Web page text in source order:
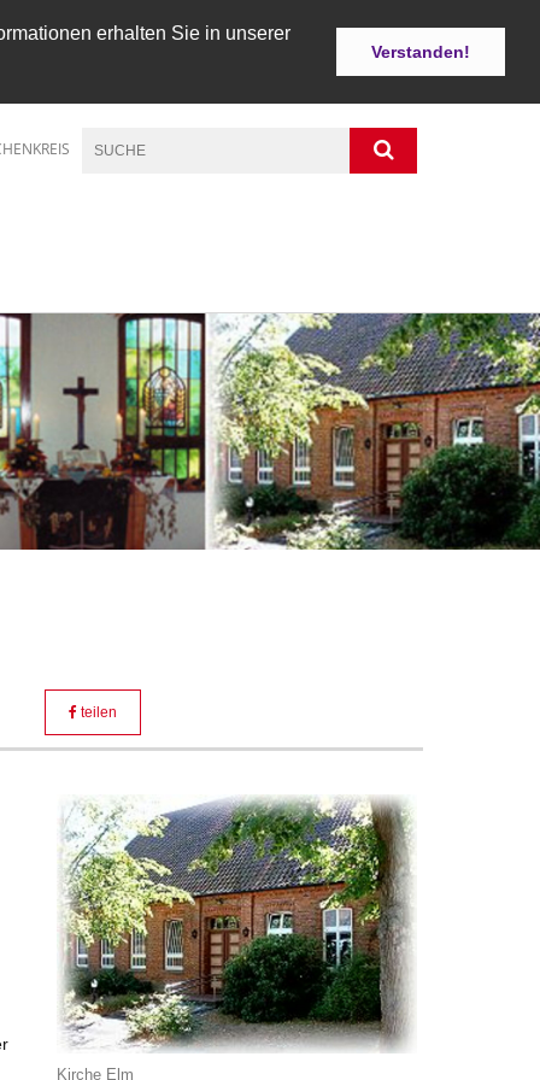
erhalten Sie in unserer
Verstanden!
teilen
Kirche Elm